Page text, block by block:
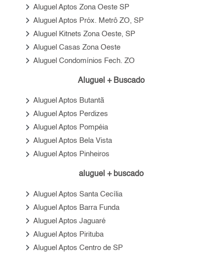
keyboard_arrow_right Aluguel Aptos Zona Oeste SP
keyboard_arrow_right Aluguel Aptos Próx. Metrô ZO, SP
keyboard_arrow_right Aluguel Kitnets Zona Oeste, SP
keyboard_arrow_right Aluguel Casas Zona Oeste
keyboard_arrow_right Aluguel Condomínios Fech. ZO
Aluguel + Buscado
keyboard_arrow_right Aluguel Aptos Butantã
keyboard_arrow_right Aluguel Aptos Perdizes
keyboard_arrow_right Aluguel Aptos Pompéia
keyboard_arrow_right Aluguel Aptos Bela Vista
keyboard_arrow_right Aluguel Aptos Pinheiros
aluguel + buscado
keyboard_arrow_right Aluguel Aptos Santa Cecília
keyboard_arrow_right Aluguel Aptos Barra Funda
keyboard_arrow_right Aluguel Aptos Jaguaré
keyboard_arrow_right Aluguel Aptos Pirituba
keyboard_arrow_right Aluguel Aptos Centro de SP